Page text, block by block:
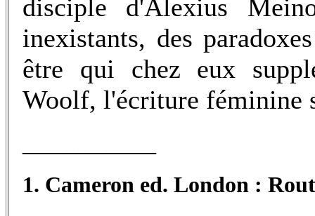
disciple d'Alexius
inexistants, des
être qui chez eux
Woolf, l'écriture féminine
1. Cameron ed. London :